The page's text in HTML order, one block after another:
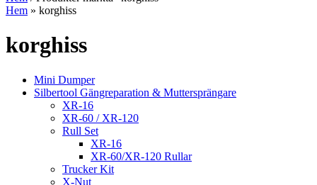
Hem » korghiss
korghiss
Mini Dumper
Silbertool Gängreparation & Muttersprängare
XR-16
XR-60 / XR-120
Rull Set
XR-16
XR-60/XR-120 Rullar
Trucker Kit
X-Nut